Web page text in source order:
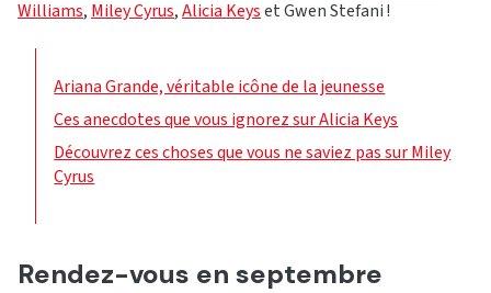
Williams, Miley Cyrus,Alicia Keyset Gwen Stefani !
Ariana Grande, véritable icône de la jeunesse
Ces anecdotes que vous ignorez sur Alicia Keys
Découvrez ces choses que vous ne saviez pas sur Miley
Cyrus
Rendez-vous en septembre